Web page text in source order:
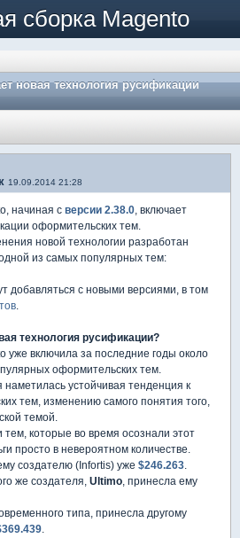
сборка Magento
новая технология русификации
19.09.2014 21:28
начиная с версии 2.38.0, включает
оформительских тем.
новой технологии разработан
из самых популярных тем:
добавляться с новыми версиями, в том
.
технология русификации?
уже включила за последние годы около
оформительских тем.
устойчивая тенденция к
тем, изменению самого понятия того,
темой.
тем, которые во время осознали этот
просто в невероятном количестве.
создателю (Infortis) уже $246.263.
же создателя, Ultimo, принесла ему
типа, принесла другому
.